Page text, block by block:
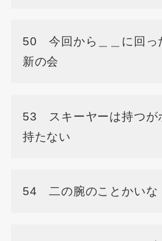
50 今回から＿＿に回っ
新の会
53 スキーヤーは持つが
持たない
54 二の腕のことかいな